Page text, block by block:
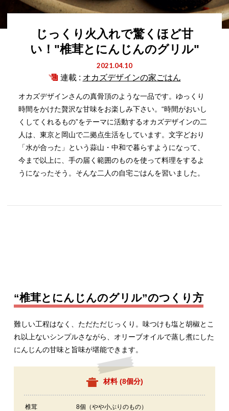
じっくり火入れで驚くほど甘
い！"椎茸とにんじんのグリル"
2021.04.10
連載 : オカズデザインの家ごはん
オカズデザインさんの真骨頂のような一品です。ゆっくり
時間をかけた贅沢な甘味をお楽しみ下さい。“時間がおいし
くしてくれるもの”をテーマに活動するオカズデザインの二
人は、東京と岡山で二拠点生活をしています。文字どおり
「水が合った」という蒜山・中和で暮らすようになって、
今まで以上に、手の届く範囲のものを使って料理をするよ
うになったそう。そんな二人の自宅ごはんを習いました。
“椎茸とにんじんのグリル”のつくり方
難しい工程はなく、ただただじっくり。味つけも塩と胡椒とこ
れ以上ないシンプルさながら、オリーブオイルで蒸し煮にした
にんじんの甘味と旨味が堪能できます。
材料 (8個分)
椎茸
8個（やや小ぶりのもの）